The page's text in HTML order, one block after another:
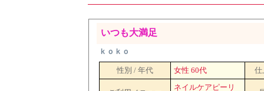
いつも大満足
ｋｏｋｏ
性別 / 年代 女性 60代 仕
ネイルケアピーリ